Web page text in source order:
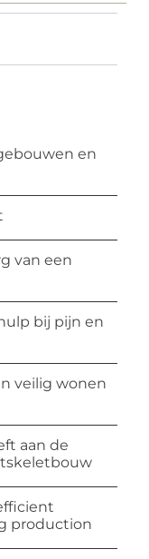
en
van een
bij pijn en
veilig wonen
aan de
production